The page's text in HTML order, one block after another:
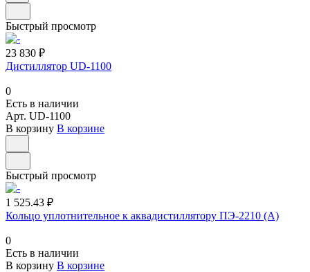
Быстрый просмотр
23 830 ₽
Дистиллятор UD-1100
0
Есть в наличии
Арт. UD-1100
В корзину В корзине
Быстрый просмотр
1 525.43 ₽
Кольцо уплотнительное к аквадистиллятору ПЭ-2210 (А)
0
Есть в наличии
В корзину В корзине